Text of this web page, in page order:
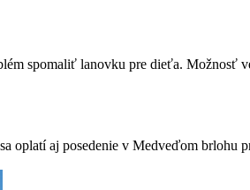
spomaliť lanovku pre dieťa. Možnosť
oplatí aj posedenie v Medveďom brlohu